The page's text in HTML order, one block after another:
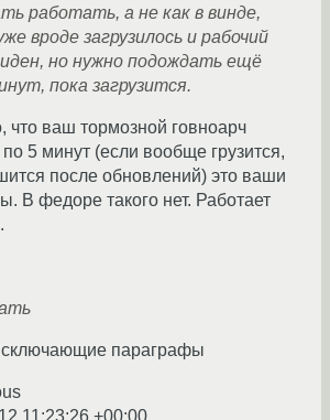
работать, а не как в винде,
вроде загрузилось и рабочий
но нужно подождать ещё
пока загрузится.
что ваш тормозной говноарч
по 5 минут (если вообще грузится,
после обновлений) это ваши
В федоре такого нет. Работает
параграфы